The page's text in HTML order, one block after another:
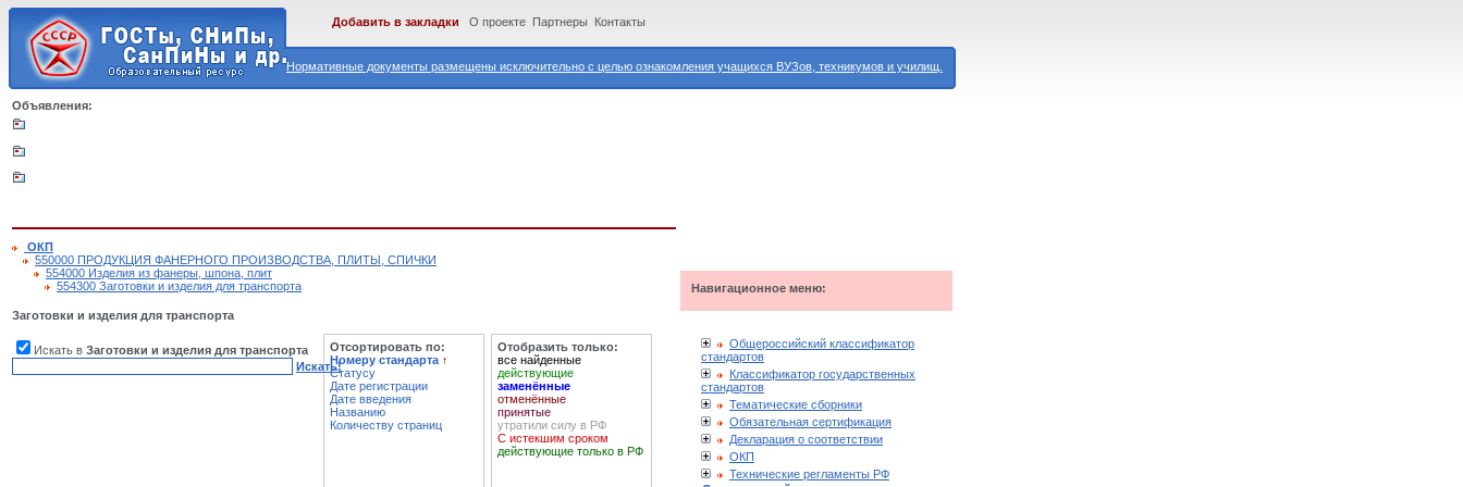
Нормативные документы размещены исключительно с целью ознакомления учащихся ВУЗов, техникумов и училищ.
Добавить в закладки О проекте Партнеры Контакты
Объявления:
ОКП
550000 ПРОДУКЦИЯ ФАНЕРНОГО ПРОИЗВОДСТВА, ПЛИТЫ, СПИЧКИ
554000 Изделия из фанеры, шпона, плит
554300 Заготовки и изделия для транспорта
Заготовки и изделия для транспорта
Искать в Заготовки и изделия для транспорта
Искать!
Отсортировать по:
Номеру стандарта ↑
Статусу
Дате регистрации
Дате введения
Названию
Количеству страниц
Отобразить только:
все найденные
действующие
заменённые
отменённые
принятые
утратили силу в РФ
С истекшим сроком
действующие только в РФ
Навигационное меню:
Общероссийский классификатор
стандартов
Классификатор государственных
стандартов
Тематические сборники
Обязательная сертификация
Декларация о соответствии
ОКП
Технические регламенты РФ